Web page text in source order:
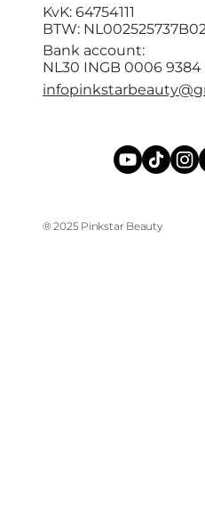
® 2025 Pinkstar Beauty
KvK: 64754111
BTW: NL002525737B02
Bank account:
NL30 INGB 0006 9384